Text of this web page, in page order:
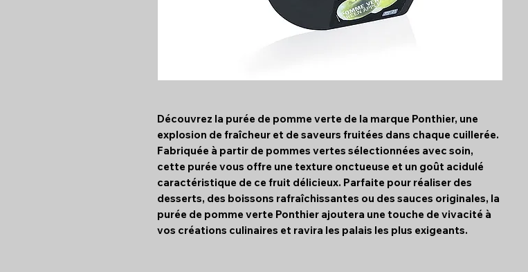
Découvrez la purée de pomme verte de la marque Ponthier, une
explosion de fraîcheur et de saveurs fruitées dans chaque cuillerée.
Fabriquée à partir de pommes vertes sélectionnées avec soin,
cette purée vous offre une texture onctueuse et un goût acidulé
caractéristique de ce fruit délicieux. Parfaite pour réaliser des
desserts, des boissons rafraîchissantes ou des sauces originales, la
purée de pomme verte Ponthier ajoutera une touche de vivacité à
vos créations culinaires et ravira les palais les plus exigeants.